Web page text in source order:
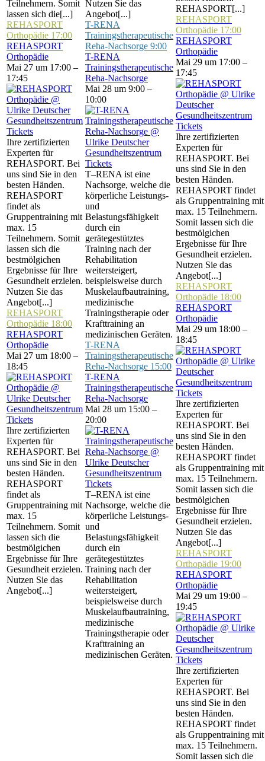
Teilnehmern. Somit
lassen sich die[...]
REHASPORT
Orthopädie 17:00
REHASPORT
Orthopädie
Mai 27 um 17:00 –
17:45
Tickets
Ihre zertifizierten
Experten für
REHASPORT. Bei
uns sind Sie in den
besten Händen.
REHASPORT
findet als
Gruppentraining mit
max. 15
Teilnehmern. Somit
lassen sich die
bestmölgichen
Ergebnisse für Ihre
Gesundheit erzielen.
Nutzen Sie das
Angebot[...]
REHASPORT
Orthopädie 18:00
REHASPORT
Orthopädie
Mai 27 um 18:00 –
18:45
Tickets
Ihre zertifizierten
Experten für
REHASPORT. Bei
uns sind Sie in den
besten Händen.
REHASPORT
findet als
Gruppentraining mit
max. 15
Teilnehmern. Somit
lassen sich die
bestmölgichen
Ergebnisse für Ihre
Gesundheit erzielen.
Nutzen Sie das
Angebot[...]
Nutzen Sie das
Angebot[...]
T-RENA
Trainingstherapeutische
Reha-Nachsorge 9:00
T-RENA
Trainingstherapeutische
Reha-Nachsorge
Mai 28 um 9:00 –
10:00
Tickets
T–RENA ist eine
Nachsorge, welche die
körperliche Leistungs-
und
Belastungsfähigkeit
durch ein
gerätegestütztes
Training nach der
Rehabilitation
weitersteigert,
beispielsweise durch
Muskelaufbautraining,
medizinische
Trainingstherapie oder
Krafttraining an
medizinischen Geräten.
T-RENA
Trainingstherapeutische
Reha-Nachsorge 15:00
T-RENA
Trainingstherapeutische
Reha-Nachsorge
Mai 28 um 15:00 –
20:00
Tickets
T–RENA ist eine
Nachsorge, welche die
körperliche Leistungs-
und
Belastungsfähigkeit
durch ein
gerätegestütztes
Training nach der
Rehabilitation
weitersteigert,
beispielsweise durch
Muskelaufbautraining,
medizinische
Trainingstherapie oder
Krafttraining an
medizinischen Geräten.
REHASPORT[...]
REHASPORT
Orthopädie 17:00
REHASPORT
Orthopädie
Mai 29 um 17:00 –
17:45
Tickets
Ihre zertifizierten
Experten für
REHASPORT. Bei
uns sind Sie in den
besten Händen.
REHASPORT findet
als Gruppentraining mit
max. 15 Teilnehmern.
Somit lassen sich die
bestmölgichen
Ergebnisse für Ihre
Gesundheit erzielen.
Nutzen Sie das
Angebot[...]
REHASPORT
Orthopädie 18:00
REHASPORT
Orthopädie
Mai 29 um 18:00 –
18:45
Tickets
Ihre zertifizierten
Experten für
REHASPORT. Bei
uns sind Sie in den
besten Händen.
REHASPORT findet
als Gruppentraining mit
max. 15 Teilnehmern.
Somit lassen sich die
bestmölgichen
Ergebnisse für Ihre
Gesundheit erzielen.
Nutzen Sie das
Angebot[...]
REHASPORT
Orthopädie 19:00
REHASPORT
Orthopädie
Mai 29 um 19:00 –
19:45
Tickets
Ihre zertifizierten
Experten für
REHASPORT. Bei
uns sind Sie in den
besten Händen.
REHASPORT findet
als Gruppentraining mit
max. 15 Teilnehmern.
Somit lassen sich die